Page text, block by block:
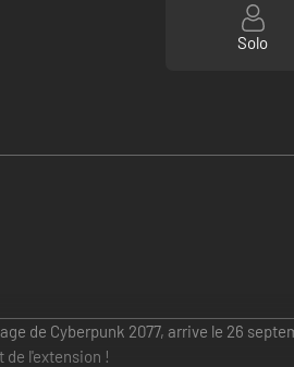
Solo
de Cyberpunk 2077, arrive le 26
de l'extension !